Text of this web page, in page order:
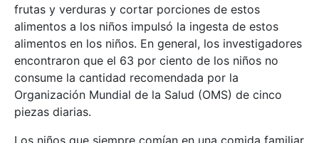
frutas y verduras y cortar porciones de estos
alimentos a los niños impulsó la ingesta de estos
alimentos en los niños. En general, los investigadores
encontraron que el 63 por ciento de los niños no
consume la cantidad recomendada por la
Organización Mundial de la Salud (OMS) de cinco
piezas diarias.
Los niños que siempre comían en una comida familiar